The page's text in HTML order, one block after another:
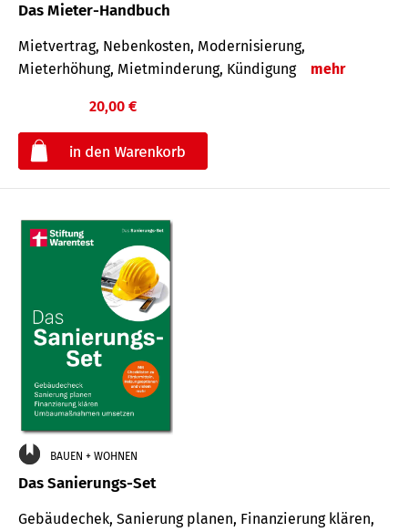
Das Mieter-Handbuch
Mietvertrag, Nebenkosten, Modernisierung,
Mieterhöhung, Mietminderung, Kündigung
mehr
20,00 €
BAUEN + WOHNEN
Das Sanierungs-Set
Gebäudechek, Sanierung planen, Finanzierung klären,